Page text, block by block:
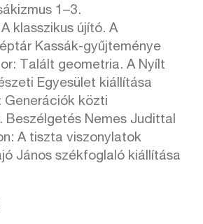
1–3.
klasszikus újító. A
Kassák-gyűjteménye
Talált geometria. A Nyílt
Egyesület kiállítása
Generációk közti
Beszélgetés Nemes Judittal
A tiszta viszonylatok
János székfoglaló kiállítása